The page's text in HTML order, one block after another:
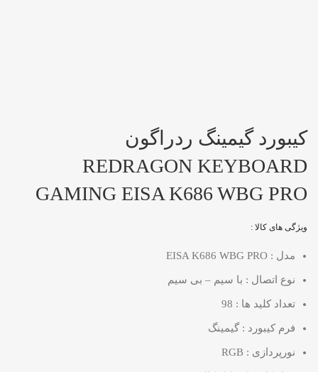
کیبورد گیمینگ ردراگون
REDRAGON KEYBOARD
GAMING EISA K686 WBG PRO
ویژگی های کالا :
مدل : EISA K686 WBG PRO
نوع اتصال : با سیم – بی سیم
تعداد کلید ها : 98
فرم کیبورد : گیمینگ
نورپردازی : RGB